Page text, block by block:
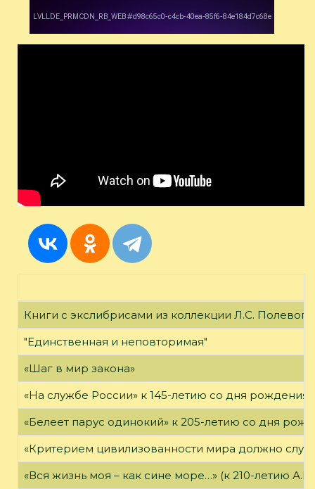
Книги с экслибрисами из коллекции Л.С. Полевого
"Единственная и неповторимая"
«Шаг в мир закона»
«На службе России» к 145-летию со дня рождения
«Белеет парус одинокий» к 205-летию со дня
«Критерием цивилизованности мира должно
«Вся жизнь моя – как сине море…» (к 210-летию